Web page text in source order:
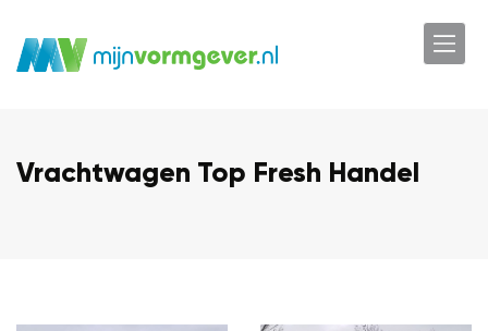
Vrachtwagen Top Fresh Handel